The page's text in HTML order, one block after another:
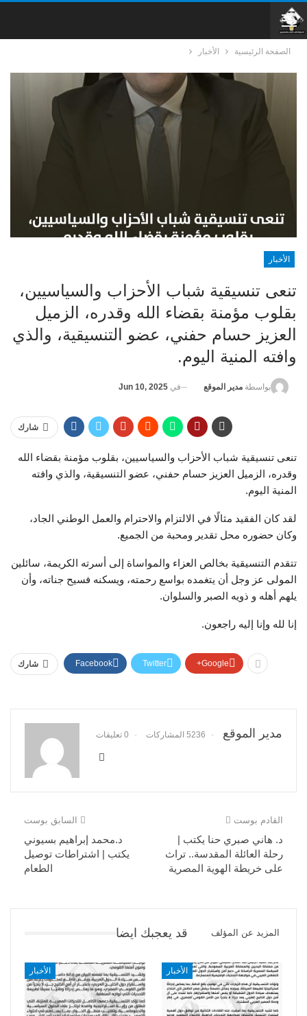
الصفحة الرئيسية الأخبار
الأخبار
تنعى تنسيقية شباب الأحزاب والسياسيين،
بقلوب مؤمنة بقضاء الله وقدره، الزميل
العزيز حسام حفني، عضو التنسيقية، والذي
وافته المنية اليوم.
بواسطة مدير الموقع في Jun 10, 2025
شارك
تنعى تنسيقية شباب الأحزاب والسياسيين، بقلوب مؤمنة بقضاء الله
وقدره، الزميل العزيز حسام حفني، عضو التنسيقية، والذي وافته
المنية اليوم.
لقد كان الفقيد مثالًا في الالتزام والاحترام والعمل الوطني الجاد،
وكان حضوره محل تقدير ومحبة من الجميع.
تتقدم التنسيقية بخالص العزاء والمواساة إلى أسرته الكريمة، سائلين
المولى عز وجل أن يتغمده بواسع رحمته، ويسكنه فسيح جناته، وأن
يلهم أهله و ذويه الصبر والسلوان.
إنا لله وإنا إليه راجعون.
شارك Facebook Twitter Google+
مدير الموقع 5236 المشاركات 0 تعليقات
السابق بوست
د.محمد إبراهيم بسيوني
يكتب | اشتراطات توصيل
الطعام
القادم بوست
د. هاني صبري حنا يكتب |
رحلة العائلة المقدسة.. تراث
على خريطة الهوية المصرية
قد يعجبك ايضا المزيد عن المؤلف
الأخبار الأخبار